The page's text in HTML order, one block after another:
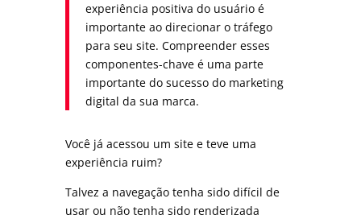
experiência positiva do usuário é
importante ao direcionar o tráfego
para seu site. Compreender esses
componentes-chave é uma parte
importante do sucesso do marketing
digital da sua marca.
Você já acessou um site e teve uma
experiência ruim?
Talvez a navegação tenha sido difícil de
usar ou não tenha sido renderizada